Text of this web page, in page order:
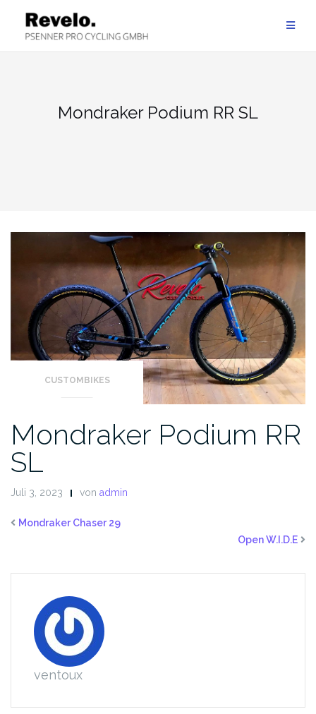
Inhalt
springen
Mondraker Podium RR SL
CUSTOMBIKES
Mondraker Podium RR
SL
Juli 3, 2023 von admin
Mondraker Chaser 29
Open W.I.D.E
ventoux